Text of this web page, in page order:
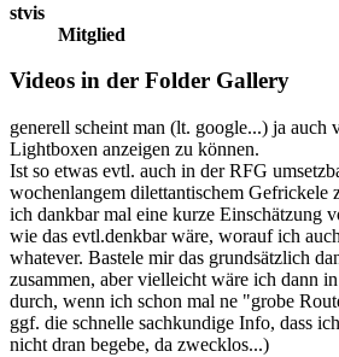
stvis
Mitglied
Videos in der Folder Gallery
generell scheint man (lt. google...) ja auch
Lightboxen anzeigen zu können.
Ist so etwas evtl. auch in der RFG
wochenlangem dilettantischem Gefrickele
ich dankbar mal eine kurze Einschätzung
wie das evtl.denkbar wäre, worauf ich
whatever. Bastele mir das grundsätzlich
zusammen, aber vielleicht wäre ich dann
durch, wenn ich schon mal ne "grobe
ggf. die schnelle sachkundige Info, dass
nicht dran begebe, da zwecklos...)